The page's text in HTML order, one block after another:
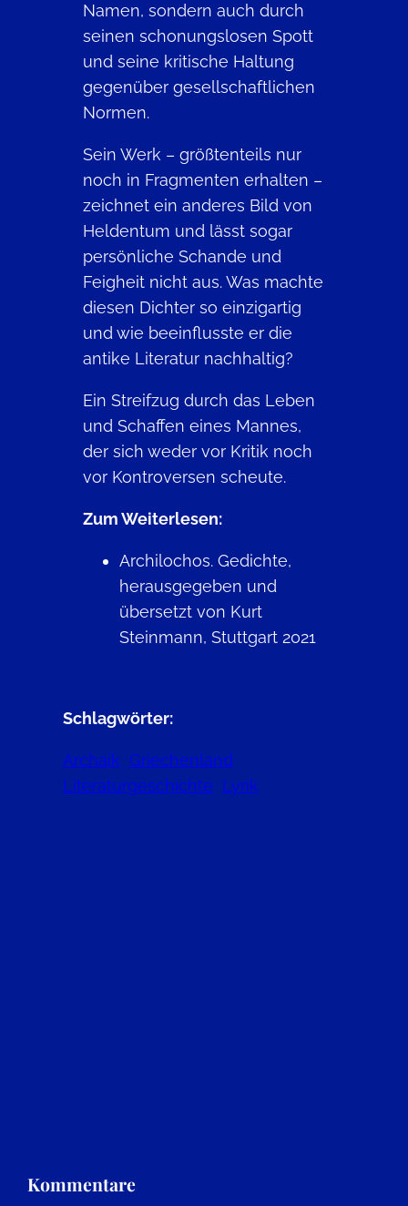
Namen, sondern auch durch
seinen schonungslosen Spott
und seine kritische Haltung
gegenüber gesellschaftlichen
Normen.
Sein Werk – größtenteils nur
noch in Fragmenten erhalten –
zeichnet ein anderes Bild von
Heldentum und lässt sogar
persönliche Schande und
Feigheit nicht aus. Was machte
diesen Dichter so einzigartig
und wie beeinflusste er die
antike Literatur nachhaltig?
Ein Streifzug durch das Leben
und Schaffen eines Mannes,
der sich weder vor Kritik noch
vor Kontroversen scheute.
Zum Weiterlesen:
Archilochos. Gedichte,
herausgegeben und
übersetzt von Kurt
Steinmann, Stuttgart 2021
Schlagwörter:
Archaik Griechenland
Literaturgeschichte Lyrik
Kommentare